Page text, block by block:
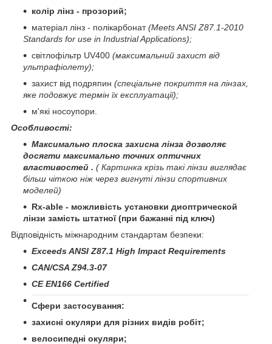
колір лінз - прозорий;
матеріал лінз - полікарбонат(Meets ANSI Z87.1-2010
Standards for use in Industrial Applications);
світлофільтр UV400 (максимальний захист від
ультрафіолету);
захист від подряпин (спеціальне покриття на лінзах,
яке подовжує термін їх експлуатації);
м'які носоупори.
Особливості:
Максимально плоска захисна лінза дозволяє
досягти максимально точних оптичних
властивостей . (Картинка крізь такі лінзи виглядає
більш чіткою ніж через вигнуті лінзи спортивних
моделей)
Rx-able - можливість установки диоптрической
лінзи замість штатної (при бажанні під ключ)
Відповідність міжнародним стандартам безпеки:
Exceeds ANSI Z87.1 High Impact Requirements
CAN/CSA Z94.3-07
CE EN166 Certified
Сфери застосування:
захисні окуляри для різних видів робіт;
велосипедні окуляри;